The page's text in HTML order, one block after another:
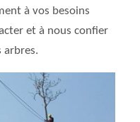
à vos besoins
et à nous confier
arbres.